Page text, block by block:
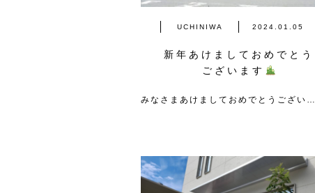
UCHINIWA 2024.01.05
新年あけましておめでとう
ございます
みなさまあけましておめでとうござい…